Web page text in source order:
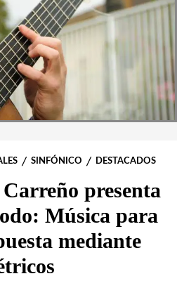
SINFÓNICO DESTACADOS
presenta
Música para
mediante